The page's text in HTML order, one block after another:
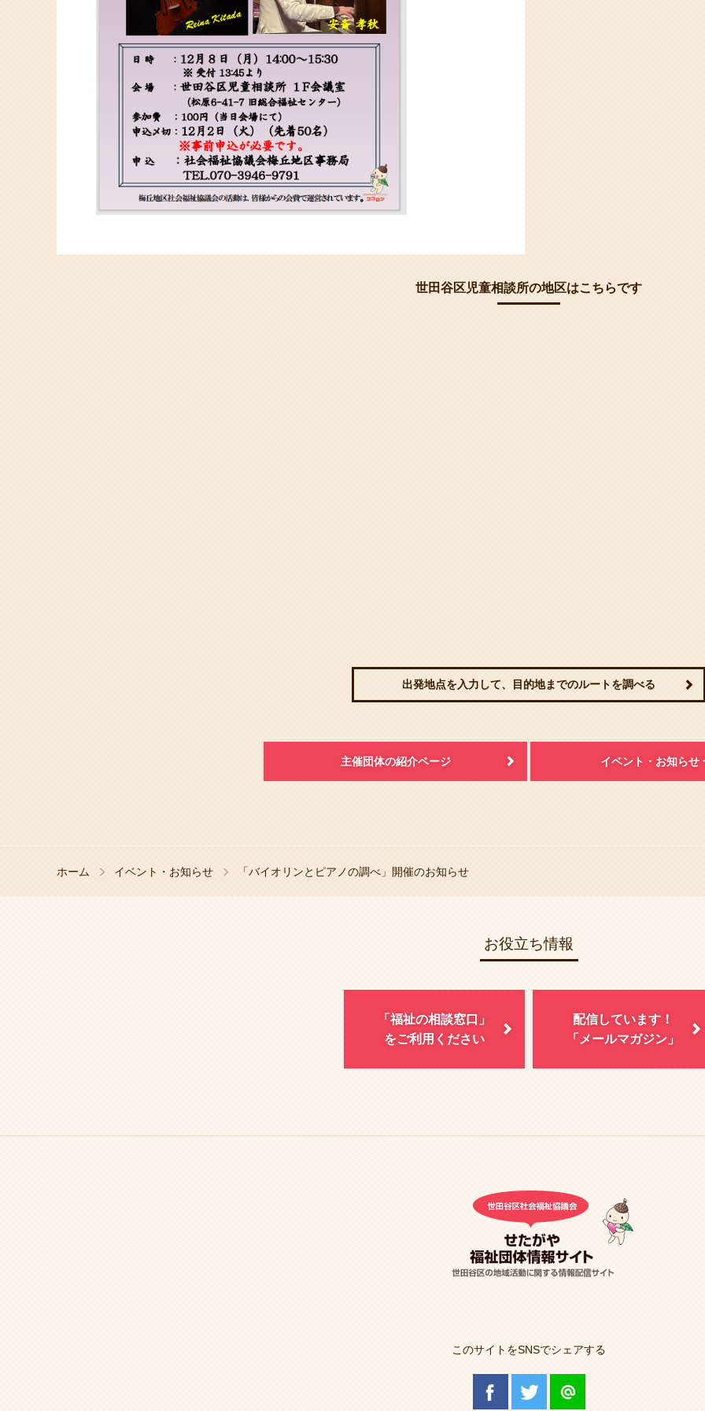
世田谷区児童相談所の地区はこちらです
出発地点を入力して、目的地までのルートを調べる
主催団体の紹介ページ イベント・お知らせ
ホーム イベント・お知らせ 「バイオリンとピアノの調べ」開催のお知らせ
お役立ち情報
「福祉の相談窓口」
をご利用ください
配信しています！
「メールマガジン」
このサイトをSNSでシェアする